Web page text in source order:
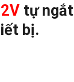
tự
bị.